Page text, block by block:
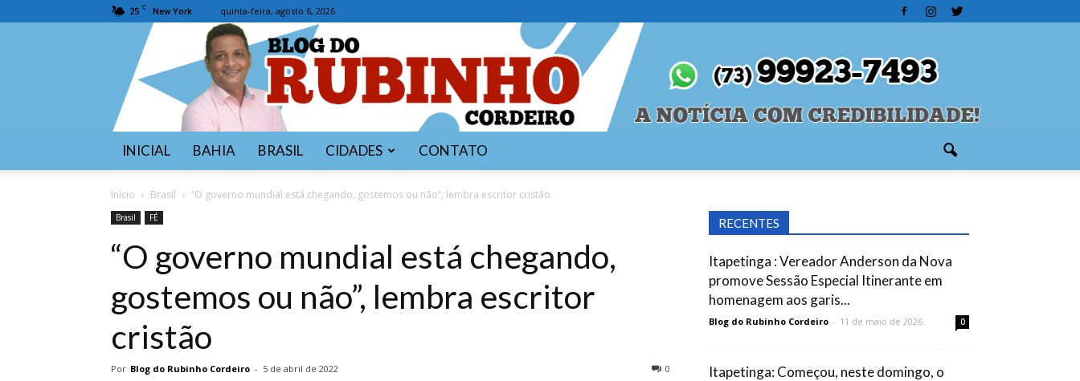
25 C New York quinta-feira, agosto 6, 2026
do
INICIAL BAHIA BRASIL CIDADES CONTATO
Início Brasil “O governo mundial está chegando, gostemos ou não”, lembra escritor cristão
Brasil FÉ
“O governo mundial está chegando,
gostemos ou não”, lembra escritor
cristão
Por Blog do Rubinho Cordeiro - 5 de abril de 2022 0
RECENTES
Itapetinga : Vereador Anderson da Nova
promove Sessão Especial Itinerante em
homenagem aos garis...
Blog do Rubinho Cordeiro - 11 de maio de 2026 0
Itapetinga: Começou, neste domingo, o